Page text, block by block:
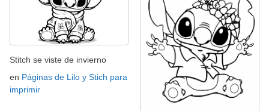
Stitch se viste de invierno
en Páginas de Lilo y Stich para
imprimir